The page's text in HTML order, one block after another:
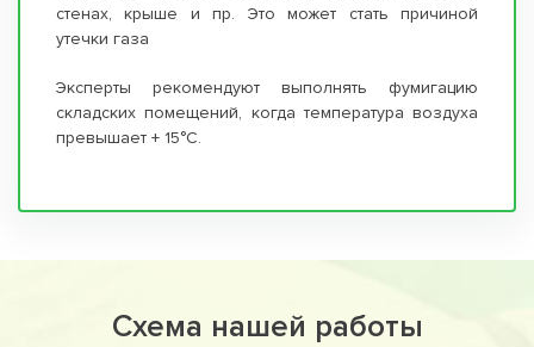
стенах, крыше и пр. Это может стать причиной
утечки газа
Эксперты рекомендуют выполнять фумигацию
складских помещений, когда температура воздуха
превышает + 15°С.
Схема нашей работы